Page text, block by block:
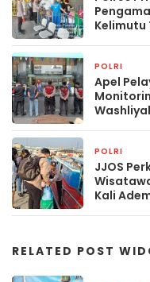
Kelimutu
POLRI
Apel
POLRI
JJOS
Kali
RELATED POST